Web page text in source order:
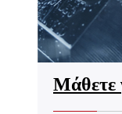
Μάθετε